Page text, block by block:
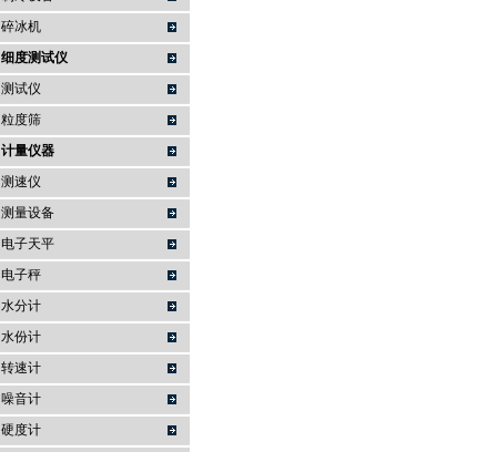
碎冰机
细度测试仪
测试仪
粒度筛
计量仪器
测速仪
测量设备
电子天平
电子秤
水分计
水份计
转速计
噪音计
硬度计